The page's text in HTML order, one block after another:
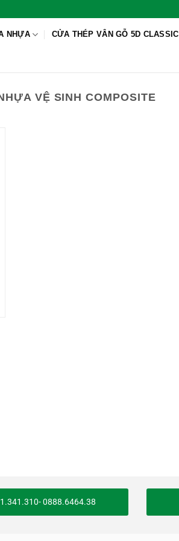
NHỰA CỬA THÉP VÂN GỖ 5D CLASSIC
VỆ SINH COMPOSITE
0888.6464.38